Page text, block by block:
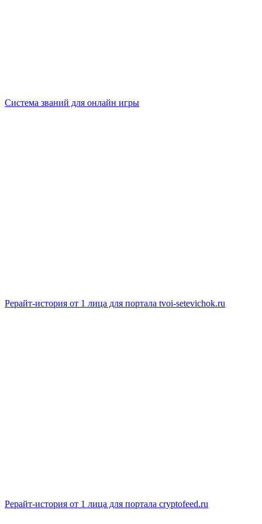
Система званий для онлайн игры
Рерайт-история от 1 лица для портала tvoi-setevichok.ru
Рерайт-история от 1 лица для портала cryptofeed.ru